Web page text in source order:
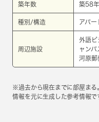
築年数 築58年
種別/構造 アパ
周辺施設
外語ビ
ャン
河原郵
※過去から現在までに部屋まる
情報を元に生成した参考情報で